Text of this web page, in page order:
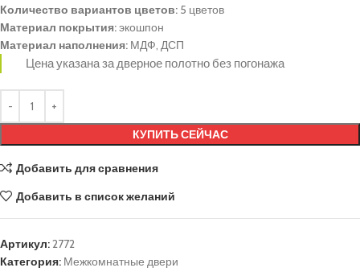
Количество вариантов цветов: 5 цветов
Материал покрытия:экошпон
Материал наполнения: МДФ, ДСП
Цена указана за дверное полотно без погонажа
КУПИТЬ СЕЙЧАС
Добавить для сравнения
Добавить в список желаний
Артикул:2772
Категория: Межкомнатные двери